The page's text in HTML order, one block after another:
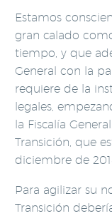
Estamos
gran calado
tiempo, y que
General con la
requiere de la
legales,
la Fiscalía
Transición, que
diciembre de
Para agilizar su
Transición